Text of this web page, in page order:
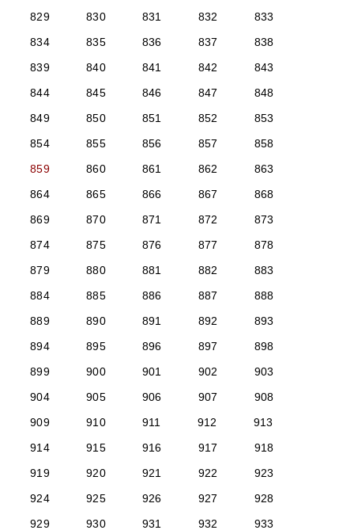
829
830 831 832
833
834
835 836 837
838
839
840 841 842
843
844
845 846 847
848
849
850 851 852
853
854
855 856 857
858
859
860 861 862
863
864
865 866 867
868
869
870 871 872
873
874
875 876 877
878
879
880 881 882
883
884
885 886 887
888
889
890 891 892
893
894
895 896 897
898
899
900 901 902
903
904
905 906 907
908
909
910 911 912
913
914
915 916 917
918
919
920 921 922
923
924
925 926 927
928
929
930 931 932 933